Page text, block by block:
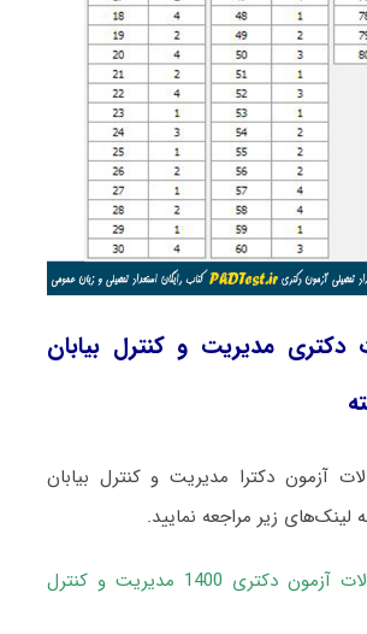
دکتری مدیریت و کنترل بیابان
آزمون دکترا مدیریت و کنترل بیابان
زیر مراجعه نمایید.
دانلود سؤالات آزمون دکتری 1400 مدیریت و کنترل